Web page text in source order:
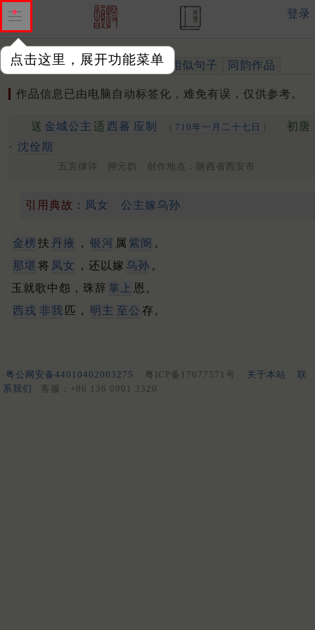
点击这里，展开功能菜单
登录
作品 标注四声 出处、引用 相似句子 同韵作品
作品信息已由电脑自动标签化，难免有误，仅供参考。
送 金城公主 适 西蕃 应制 （ 710年一月二十七日 ）
初唐
· 沈佺期
五言律诗 押元韵 创作地点：陕西省西安市
引用典故： 凤女 公主嫁乌孙
金榜 扶 丹掖 ， 银河 属 紫阍 。
那堪 将 凤女 ，还以嫁 乌孙 。
玉就歌中怨，珠辞 掌上 恩。
西戎 非我 匹， 明主 至公 存。
粤公网安备44010402003275 粤ICP备17077571号 关于本站
联
系我们
客服：+86 136 0901 3320